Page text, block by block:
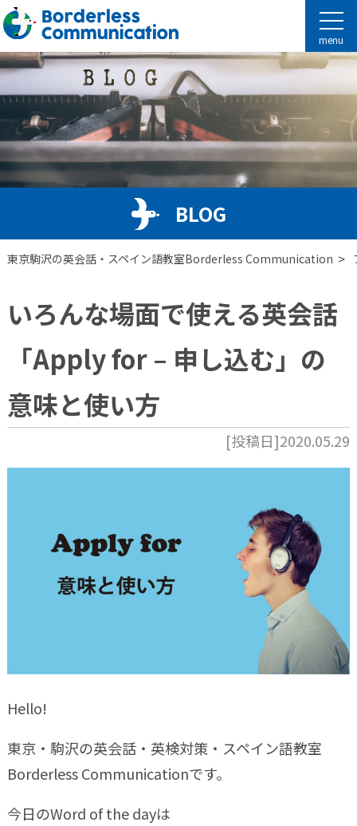
menu
BLOG
東京駒沢の英会話・スペイン語教室Borderless Communication >
いろんな場面で使える英会話
「Apply for – 申し込む」の
意味と使い方
[投稿日]2020.05.29
Hello!
東京・駒沢の英会話・英検対策・スペイン語教室
Borderless Communicationです。
今日のWord of the dayは